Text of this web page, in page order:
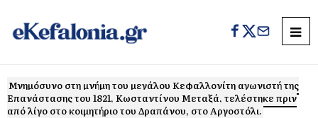
Μνημόσυνο στη μνήμη του μεγάλου Κεφαλλονίτη αγωνιστή της
Επανάστασης του 1821, Κωσταντίνου Μεταξά, τελέστηκε πριν
από λίγο στο κοιμητήριο του Δραπάνου, στο Αργοστόλι.